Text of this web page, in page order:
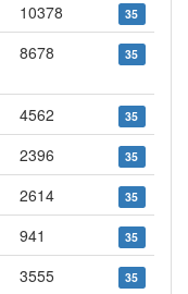
10378 35
8678 35
4562 35
2396 35
2614 35
941 35
3555 35